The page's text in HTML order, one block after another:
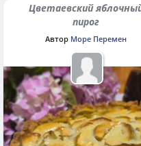
Цветаевский яблочный
пирог
Автор Море Перемен